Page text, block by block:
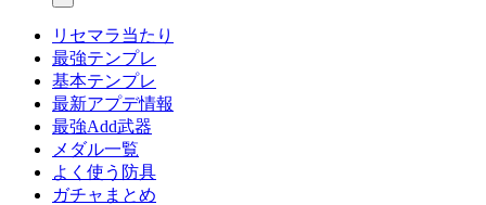
リセマラ当たり
最強テンプレ
基本テンプレ
最新アプデ情報
最強Add武器
メダル一覧
よく使う防具
ガチャまとめ